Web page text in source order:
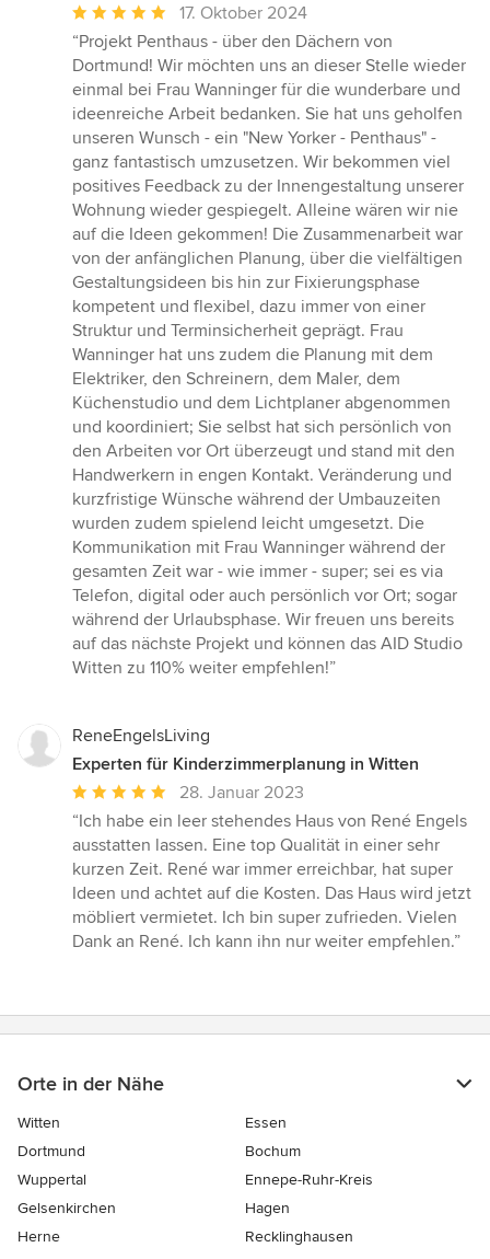
Durchschnittliche
Bewertung:
5
von
5
Sternen
17. Oktober 2024
“Projekt Penthaus - über den Dächern von
Dortmund! Wir möchten uns an dieser Stelle wieder
einmal bei Frau Wanninger für die wunderbare und
ideenreiche Arbeit bedanken. Sie hat uns geholfen
unseren Wunsch - ein "New Yorker - Penthaus" -
ganz fantastisch umzusetzen. Wir bekommen viel
positives Feedback zu der Innengestaltung unserer
Wohnung wieder gespiegelt. Alleine wären wir nie
auf die Ideen gekommen! Die Zusammenarbeit war
von der anfänglichen Planung, über die vielfältigen
Gestaltungsideen bis hin zur Fixierungsphase
kompetent und flexibel, dazu immer von einer
Struktur und Terminsicherheit geprägt. Frau
Wanninger hat uns zudem die Planung mit dem
Elektriker, den Schreinern, dem Maler, dem
Küchenstudio und dem Lichtplaner abgenommen
und koordiniert; Sie selbst hat sich persönlich von
den Arbeiten vor Ort überzeugt und stand mit den
Handwerkern in engen Kontakt. Veränderung und
kurzfristige Wünsche während der Umbauzeiten
wurden zudem spielend leicht umgesetzt. Die
Kommunikation mit Frau Wanninger während der
gesamten Zeit war - wie immer - super; sei es via
Telefon, digital oder auch persönlich vor Ort; sogar
während der Urlaubsphase. Wir freuen uns bereits
auf das nächste Projekt und können das AID Studio
Witten zu 110% weiter empfehlen!”
ReneEngelsLiving
Experten für Kinderzimmerplanung in Witten
Durchschnittliche
Bewertung:
5
von
5
Sternen
28. Januar 2023
“Ich habe ein leer stehendes Haus von René Engels
ausstatten lassen. Eine top Qualität in einer sehr
kurzen Zeit. René war immer erreichbar, hat super
Ideen und achtet auf die Kosten. Das Haus wird jetzt
möbliert vermietet. Ich bin super zufrieden. Vielen
Dank an René. Ich kann ihn nur weiter empfehlen.”
Orte in der Nähe
Witten
Essen
Dortmund
Bochum
Wuppertal
Ennepe-Ruhr-Kreis
Gelsenkirchen
Hagen
Herne
Recklinghausen